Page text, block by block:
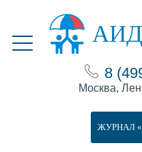
8
Москва,
ЖУРНАЛ